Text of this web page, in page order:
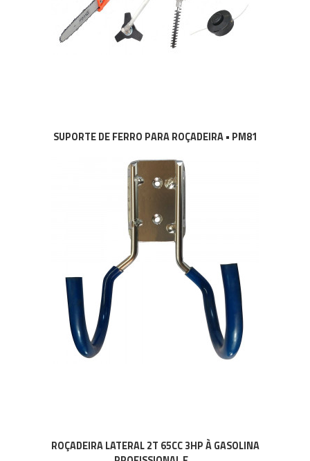
SUPORTE DE FERRO PARA ROÇADEIRA • PM81
ROÇADEIRA LATERAL 2T 65CC 3HP À GASOLINA